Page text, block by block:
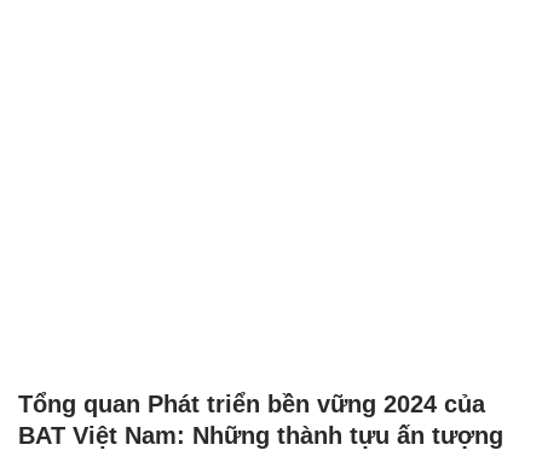
Tổng quan Phát triển bền vững 2024 của
BAT Việt Nam: Những thành tựu ấn tượng